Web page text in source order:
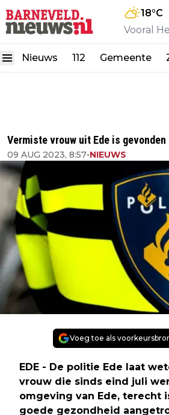
18°C
Vooral
Nieuws 112 Gemeente
Vermiste vrouw uit Ede is gevonden
09 AUG 2023, 8:57•NIEUWS
Voeg toe als
EDE - De politie Ede laat
vrouw die sinds eind juli
omgeving van Ede, terecht
goede gezondheid